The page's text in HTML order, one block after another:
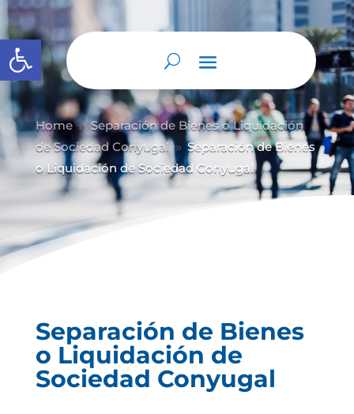
Abrir barra de herramientas
Home 9 Separación de Bienes o Liquidación
de Sociedad Conyugal 9 Separación de Bienes
o Liquidación de Sociedad Conyugal
Separación de Bienes
o Liquidación de
Sociedad Conyugal